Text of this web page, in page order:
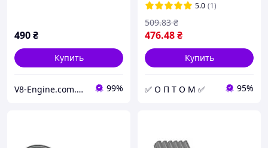
490₴
Купить
V8-Engine.com.ua Авто-расходники 99%
5.0 (1)
476.48₴
509.83 ₴
Купить
✅ О П Т О М ✅ 95%